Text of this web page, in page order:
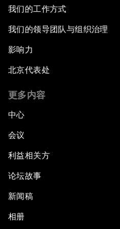
我们的工作方式
我们的领导团队与组织治理
影响力
北京代表处
更多内容
中心
会议
利益相关方
论坛故事
新闻稿
相册